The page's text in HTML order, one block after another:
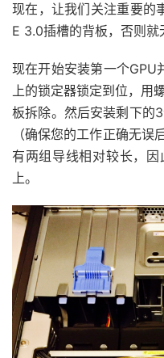
现在，让我们关注重要的
E 3.0插槽的背板，否则就
现在开始安装第一个GPU
上的锁定器锁定到位，用
板拆除。然后安装剩下的
（确保您的工作正确无
有两组导线相对较长，
上。